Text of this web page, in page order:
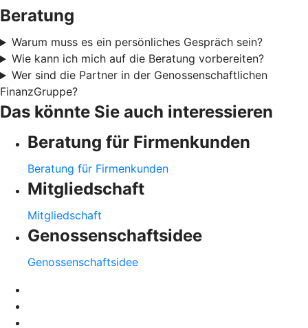
Beratung
Warum muss es ein persönliches Gespräch sein?
Wie kann ich mich auf die Beratung vorbereiten?
Wer sind die Partner in der Genossenschaftlichen
FinanzGruppe?
Das könnte Sie auch interessieren
Beratung für Firmenkunden
Beratung für Firmenkunden
Mitgliedschaft
Mitgliedschaft
Genossenschaftsidee
Genossenschaftsidee